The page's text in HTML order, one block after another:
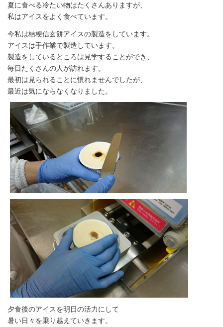
夏に食べる冷たい物はたくさんありますが、
私はアイスをよく食べています。
今私は桔梗信玄餅アイスの製造をしています。
アイスは手作業で製造しています。
製造をしているところは見学することができ、
毎日たくさんの人が訪れます。
最初は見られることに慣れませんでしたが、
最近は気にならなくなりました。
夕食後のアイスを明日の活力にして
暑い日々を乗り越えていきます。